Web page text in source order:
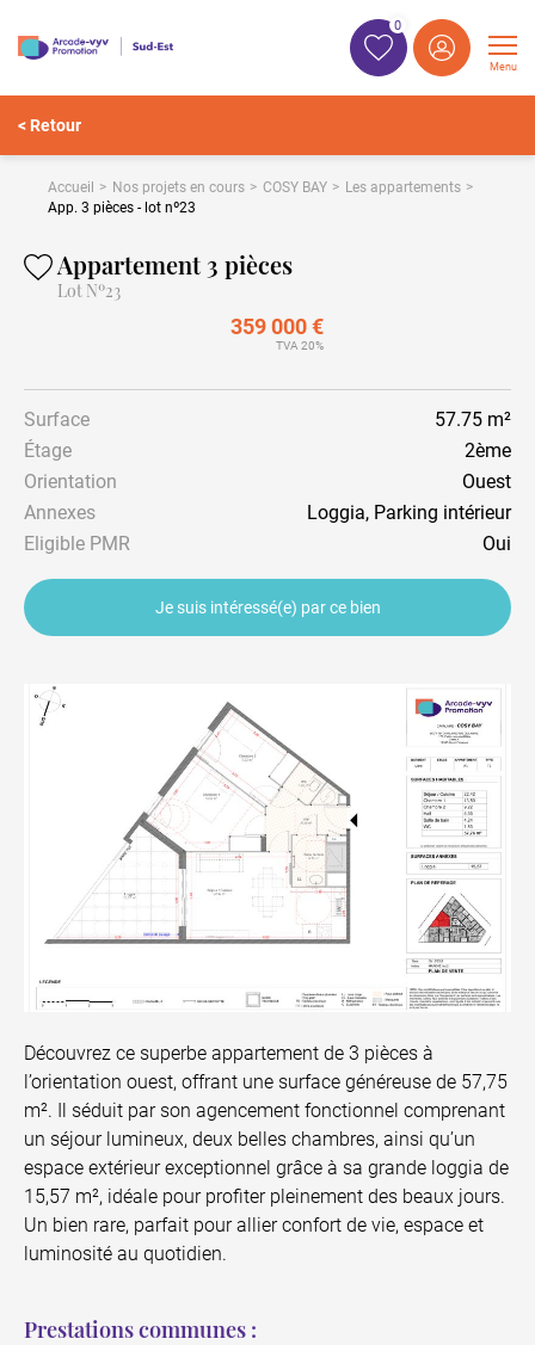
0
Menu
< Retour
Accueil Nos projets en cours COSY BAY
Les appartements
App. 3 pièces - lot nº23
Appartement 3 pièces
Lot Nº23
359 000 €
TVA 20%
Surface
57.75 m²
Étage
2ème
Orientation
Ouest
Annexes
Loggia, Parking intérieur
Eligible PMR
Oui
Je suis intéressé(e) par ce bien
Découvrez ce superbe appartement de 3 pièces à
l’orientation ouest, offrant une surface généreuse de 57,75
m². Il séduit par son agencement fonctionnel comprenant
un séjour lumineux, deux belles chambres, ainsi qu’un
espace extérieur exceptionnel grâce à sa grande loggia de
15,57 m², idéale pour profiter pleinement des beaux jours.
Un bien rare, parfait pour allier confort de vie, espace et
luminosité au quotidien.
Prestations communes :